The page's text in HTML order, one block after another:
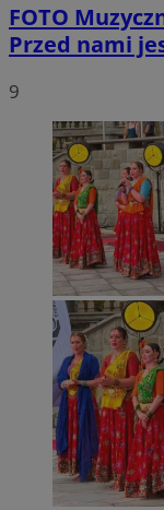
FOTO
Przed nami
9